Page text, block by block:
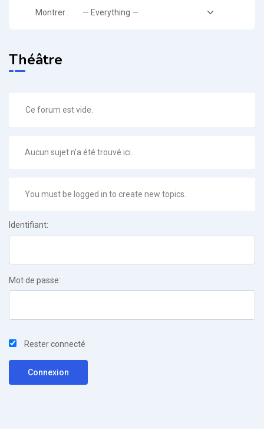
Montrer :
Théâtre
Ce forum est vide.
Aucun sujet n’a été trouvé ici.
You must be logged in to create new topics.
Identifiant:
Mot de passe:
Rester connecté
Connexion